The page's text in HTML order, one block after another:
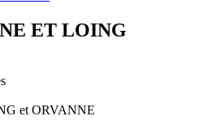
ET LOING
et ORVANNE